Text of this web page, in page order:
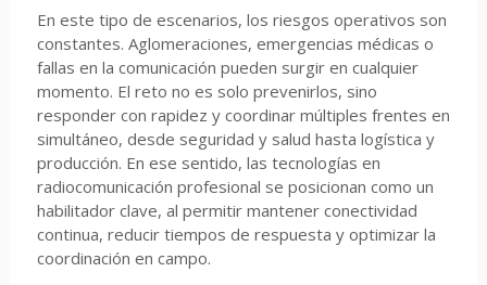
En este tipo de escenarios, los riesgos operativos son
constantes. Aglomeraciones, emergencias médicas o
fallas en la comunicación pueden surgir en cualquier
momento. El reto no es solo prevenirlos, sino
responder con rapidez y coordinar múltiples frentes en
simultáneo, desde seguridad y salud hasta logística y
producción. En ese sentido, las tecnologías en
radiocomunicación profesional se posicionan como un
habilitador clave, al permitir mantener conectividad
continua, reducir tiempos de respuesta y optimizar la
coordinación en campo.